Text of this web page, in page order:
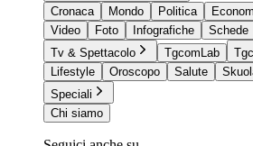
Cronaca
Mondo Politica
Video
Foto Infografiche
Schede
Tv & Spettacolo
TgcomLab
Lifestyle
Oroscopo Salute
Speciali
Chi siamo